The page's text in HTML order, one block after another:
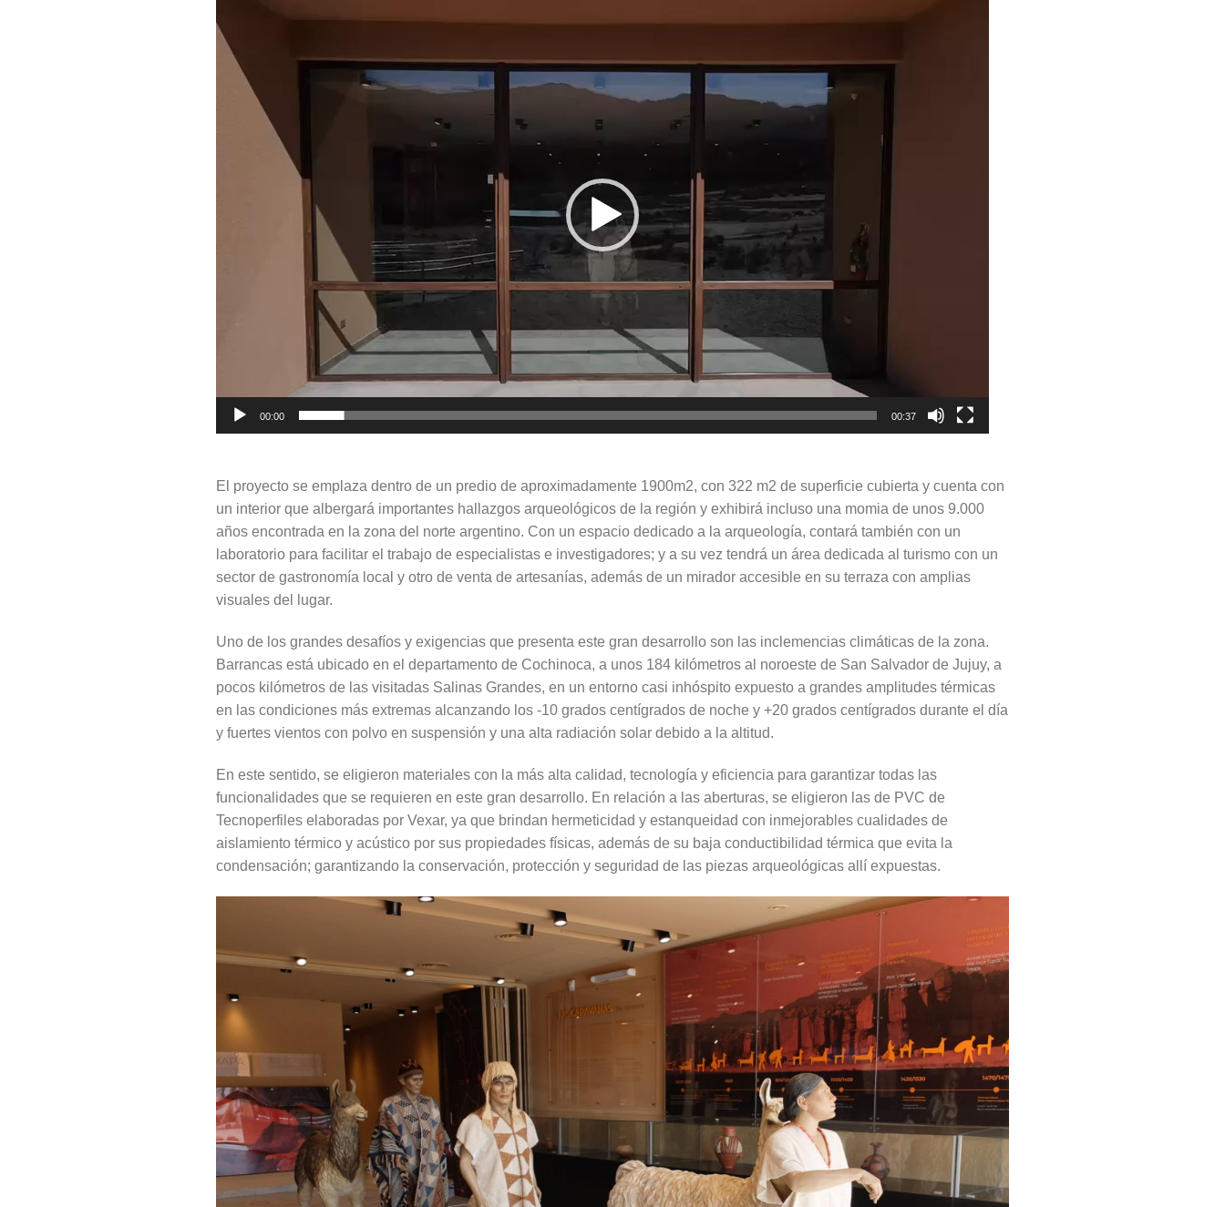
de
video
00:00 00:37
El proyecto se emplaza dentro de un predio de aproximadamente 1900m2, con 322 m2 de superficie cubierta y cuenta con
un interior que albergará importantes hallazgos arqueológicos de la región y exhibirá incluso una momia de unos 9.000
años encontrada en la zona del norte argentino. Con un espacio dedicado a la arqueología, contará también con un
laboratorio para facilitar el trabajo de especialistas e investigadores; y a su vez tendrá un área dedicada al turismo con un
sector de gastronomía local y otro de venta de artesanías, además de un mirador accesible en su terraza con amplias
visuales del lugar.
Uno de los grandes desafíos y exigencias que presenta este gran desarrollo son las inclemencias climáticas de la zona.
Barrancas está ubicado en el departamento de Cochinoca, a unos 184 kilómetros al noroeste de San Salvador de Jujuy, a
pocos kilómetros de las visitadas Salinas Grandes, en un entorno casi inhóspito expuesto a grandes amplitudes térmicas
en las condiciones más extremas alcanzando los -10 grados centígrados de noche y +20 grados centígrados durante el día
y fuertes vientos con polvo en suspensión y una alta radiación solar debido a la altitud.
En este sentido, se eligieron materiales con la más alta calidad, tecnología y eficiencia para garantizar todas las
funcionalidades que se requieren en este gran desarrollo. En relación a las aberturas, se eligieron las de PVC de
Tecnoperfiles elaboradas por Vexar, ya que brindan hermeticidad y estanqueidad con inmejorables cualidades de
aislamiento térmico y acústico por sus propiedades físicas, además de su baja conductibilidad térmica que evita la
condensación; garantizando la conservación, protección y seguridad de las piezas arqueológicas allí expuestas.